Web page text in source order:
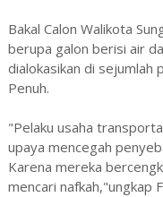
Bakal Calon Walikota
berupa galon berisi air
dialokasikan di sejumlah
Penuh.
"Pelaku usaha
upaya mencegah
Karena mereka
mencari nafkah,"ungkap